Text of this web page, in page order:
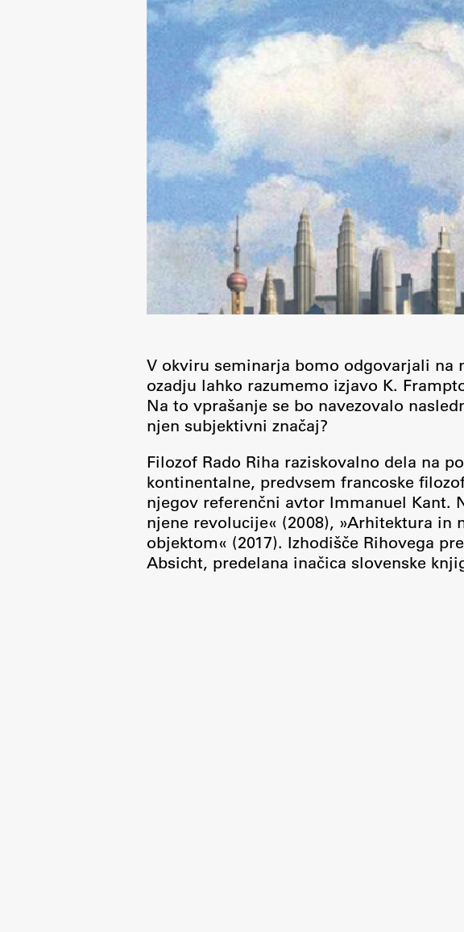
Final Theses and Dissertations
V okviru seminarja bomo odgovarjali na
ozadju lahko razumemo izjavo K.
Na to vprašanje se bo navezovalo
njen subjektivni značaj?
Filozof Rado Riha raziskovalno dela na
kontinentalne, predvsem francoske
njegov referenčni avtor Immanuel Kant.
njene revolucije« (2008), »Arhitektura in
objektom« (2017). Izhodišče Rihovega
Absicht, predelana inačica slovenske